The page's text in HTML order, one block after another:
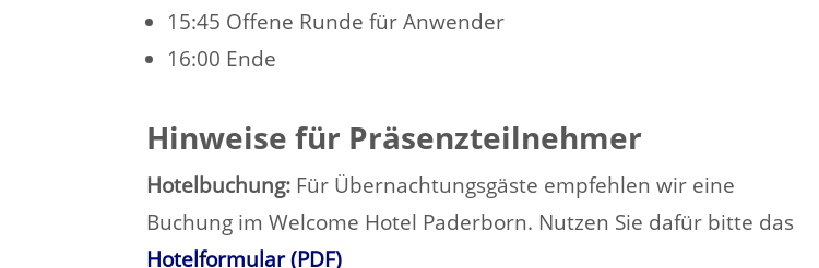
15:45 Offene Runde für Anwender
16:00 Ende
Hinweise für Präsenzteilnehmer
Hotelbuchung: Für Übernachtungsgäste empfehlen wir eine
Buchung im Welcome Hotel Paderborn. Nutzen Sie dafür bitte das
Hotelformular (PDF)